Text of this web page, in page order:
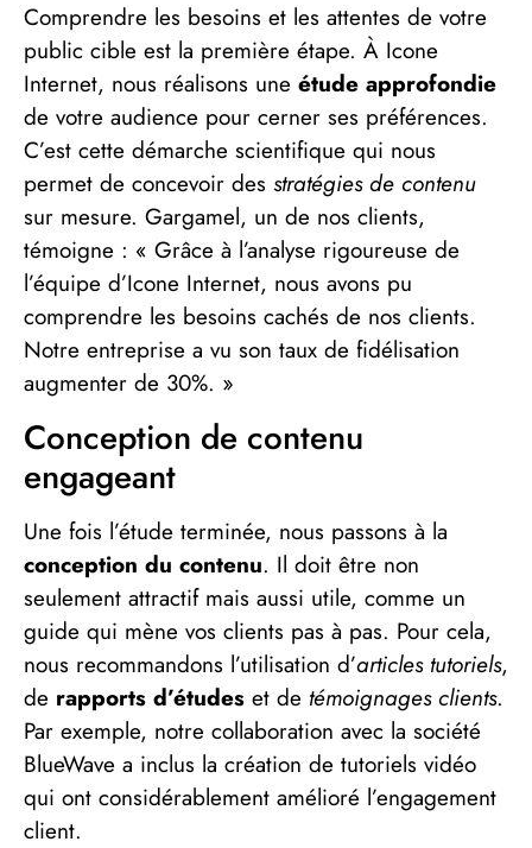
Comprendre les besoins et les attentes de votre
public cible est la première étape. À Icone
Internet, nous réalisons une étude approfondie
de votre audience pour cerner ses préférences.
C’est cette démarche scientifique qui nous
permet de concevoir des stratégies de contenu
sur mesure. Gargamel, un de nos clients,
témoigne : « Grâce à l’analyse rigoureuse de
l’équipe d’Icone Internet, nous avons pu
comprendre les besoins cachés de nos clients.
Notre entreprise a vu son taux de fidélisation
augmenter de 30%. »
Conception de contenu
engageant
Une fois l’étude terminée, nous passons à la
conception du contenu. Il doit être non
seulement attractif mais aussi utile, comme un
guide qui mène vos clients pas à pas. Pour cela,
nous recommandons l’utilisation d’articles tutoriels,
de rapports d’études et de témoignages clients.
Par exemple, notre collaboration avec la société
BlueWave a inclus la création de tutoriels vidéo
qui ont considérablement amélioré l’engagement
client.